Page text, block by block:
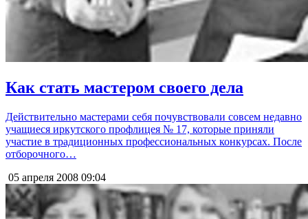
Как стать мастером своего дела
Действительно мастерами себя почувствовали совсем недавно
учащиеся иркутского профлицея № 17, которые приняли
участие в традиционных профессиональных конкурсах. После
отборочного…
05 апреля 2008 09:04